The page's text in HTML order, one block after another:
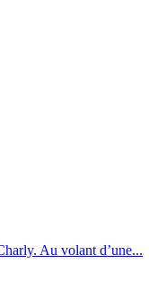
Au volant d’une...